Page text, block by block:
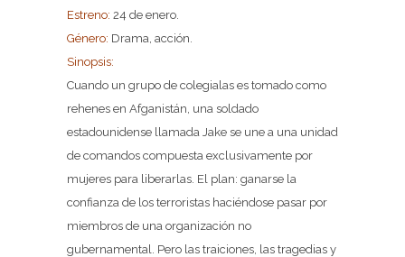
Estreno: 24 de enero.
Género: Drama, acción.
Sinopsis:
Cuando un grupo de colegialas es tomado como
rehenes en Afganistán, una soldado
estadounidense llamada Jake se une a una unidad
de comandos compuesta exclusivamente por
mujeres para liberarlas. El plan: ganarse la
confianza de los terroristas haciéndose pasar por
miembros de una organización no
gubernamental. Pero las traiciones, las tragedias y